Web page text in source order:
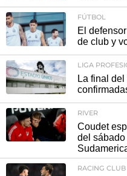
FÚTBOL
El
de club y
LIGA
La final
RIVER
Coudet
del
RACING CLUB